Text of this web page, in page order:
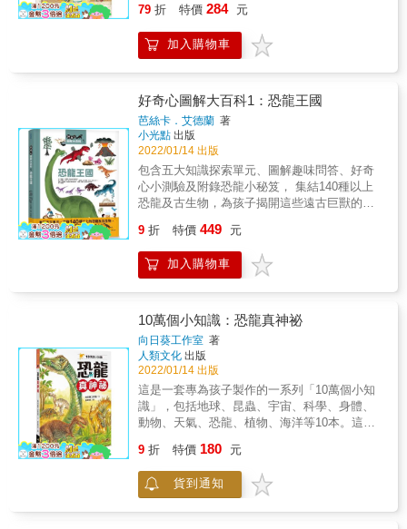
忙。正當二人思考之際，卻因愛麗絲一句無心
在看故事之餘，也能一起解謎呢！漫畫 科學
Q&A：太空垃圾場。小Q收到緊急警報，發現
一件巨型太空垃圾將墜落民居，遂與小松和晴
的種類、引發問題、解決辦法等。科學實驗
室：光之奇幻旅程。熊貓蔡蔡和倫倫經光纖速
遞「包裹」，途中二人將會講解光纖的結構、
光線如何在光纖傳遞等。
日間節目15項提名與3項大獎 美國亞馬遜兒童
化石類書暢銷榜第一名 榮獲美國艾美獎人氣優
良劇集改編 嗨，各位小小恐龍家們！我是黛
地考察指南，是我的恐龍圖鑑，記錄了我對於
恐龍的學習心得，像我最愛的雷克斯暴龍，牠
就有60根被稱作致命香蕉的大牙齒！幫雷克斯
暴龍母子量體溫的實驗，讓我有了新發現──雷
克斯暴龍是溫血動物！每次做恐龍實驗都會有
新發現是最棒的地方！ 現在，我的圖鑑也是你
們的圖鑑囉！我相信你們一定會愛上它的。我
已經等不及跟你們一起做很多很多的實驗，挖
掘更多的恐龍知識了！ 如果恐龍闖進現代生活
恐龍大便，該怎麼知道是哪一隻恐龍的？ &rarr;
來做一個實驗，檢查看看大便裡的殘留物吧！
2、巨盜龍來偷芹菜了！該怎麼阻止巨盜龍呢？
卻是肉食性恐龍，我們需要找更大隻的恐龍來
嚇跑牠！ 3、爸爸用來烹調奶油燉雞的紅辣椒
被草食性恐龍搶走了，該怎麼把紅辣椒搶回
來？ &rarr;讓我們和恐龍來一場機智的辣椒爭奪
戰！ 4、要怎麼知道靠尾巴保護自己的草食恐
龍們，誰的尾巴最有力？ &rarr;做一顆會引起恐
龍們注意的足球，然後觀察牠們可以把足球打
冷血動物呢？&rarr;來幫雷克斯暴龍量體溫吧！
6、天氣好熱，恐龍們怎麼保持涼爽呢？ &rarr;
躲在樹蔭下、挖洞遮陽，還有在泥坑裡滾來滾
79 折 特價 284 元
加入購物車
好奇心圖解大百科1：恐龍王國
芭絲卡．艾德蘭 著
小光點 出版
2022/01/14 出版
包含五大知識探索單元、圖解趣味問答、好奇
心小測驗及附錄恐龍小秘笈， 集結140種以上
恐龍及古生物，為孩子揭開這些遠古巨獸的神
呢？ 恐龍們生活在什麼年代？牠們都吃些什
麼？ 化石是什麼？梁龍為什麼整天都在吃東
西？ 既然恐龍曾經是地球上最強大的生物，又
題，都在好奇心圖解大百科！ ★集結五大單元
恐龍相關知識，收錄140種以上恐龍及上古生
物，滿足孩子對遠古巨獸的所有好奇心！ ★本
系列依照主題分類，每一跨頁以問答的方式回
答孩子們最好奇的各種問題，適合幼兒園大班
至小學低年級的孩子閱讀，讓孩子以輕鬆有趣
的方式學習基礎知識。 ★除了文字介紹以外，
書中搭配淺顯易懂的可愛插圖，每個單元結束
前還附有簡易的小測驗，讓孩子了解各種與恐
王國、海洋探險、人體奧秘、交通工具、動物
世界、神奇大自然、地圖探索及建築工程，孩
子可挑選自己喜歡的主題閱讀，也適合做為幼
9 折 特價 449 元
加入購物車
10萬個小知識：恐龍真神祕
向日葵工作室 著
人類文化 出版
2022/01/14 出版
這是一套專為孩子製作的一系列「10萬個小知
識」，包括地球、昆蟲、宇宙、科學、身體、
動物、天氣、恐龍、植物、海洋等10本。這套
的科普知識的問答書。具有以下特色：1 引發
孩子對科學的興趣：透過簡單易懂的科學理論
說明，幫助孩子成為小小科學家。2 培養孩子
9 折 特價 180 元
貨到通知